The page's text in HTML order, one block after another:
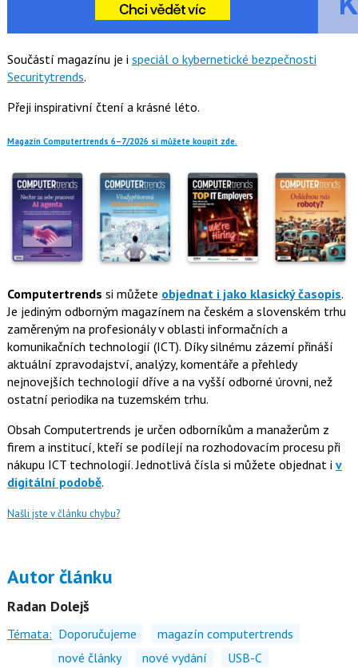
Součástí magazínu je i speciál o kybernetické bezpečnosti
Securitytrends.
Přeji inspirativní čtení a krásné léto.
Magazín Computertrends 6–7/2026 si můžete koupit zde.
Computertrends si můžete objednat i jako klasický časopis.
Je jediným odborným magazínem na českém a slovenském trhu
zaměreným na profesionály v oblasti informačních a
komunikačních technologií (ICT). Díky silnému zázemí přináší
aktuální zpravodajství, analýzy, komentáře a přehledy
nejnovejších technologií dříve a na vyšší odborné úrovni, než
ostatní periodika na tuzemském trhu.
Obsah Computertrends je určen odborníkům a manažerům z
firem a institucí, kteří se podílejí na rozhodovacím procesu při
nákupu ICT technologií. Jednotlivá čísla si můžete objednat i v
digitální podobě.
Našli jste v článku chybu?
Autor článku
Radan Dolejš
Témata: Doporučujeme
magazín computertrends
nové články
nové vydání
USB-C